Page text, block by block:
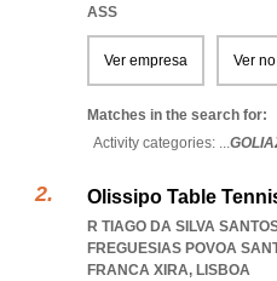
ASS
Ver empresa Ver
Matches in the search for:
Activity categories: ...
Olissipo Table
R TIAGO DA SILVA
FREGUESIAS POVOA
FRANCA XIRA, LISBOA